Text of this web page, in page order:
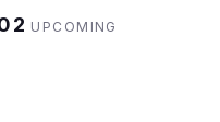
UPCOMING